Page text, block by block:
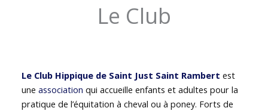
Le Club
Le Club Hippique de Saint Just Saint Rambert est
uneassociation qui accueille enfants et adultes pour la
pratique de l’équitation à cheval ou à poney. Forts de